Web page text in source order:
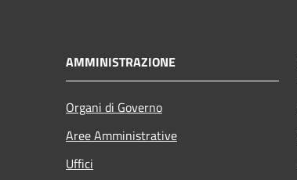
AMMINISTRAZIONE
Organi di Governo
Aree Amministrative
Uffici